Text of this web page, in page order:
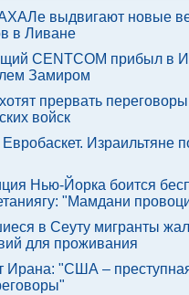
выдвигают новые
в Ливане
CENTCOM прибыл в
Замиром
прервать
войск
Евробаскет. Израильтяне
Нью-Йорка боится
"Мамдани
в Сеуту мигранты
для проживания
Ирана: "США –